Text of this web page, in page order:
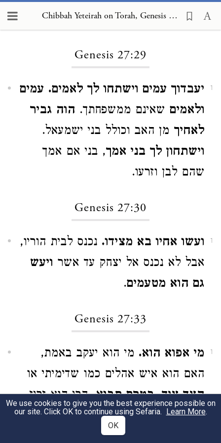
Chibbah Yeteirah on Torah, Genesis 27:29
Genesis 27:29
1 יעבדוך עמים וישתחו לך לאמים. עמים
ולאמים שאינם ממשפחתך. הוה גביר
לאחיך מן האב וכולל בני ישמעאל.
וישתחון לך בני אמך, בני אם אמך
שהם לבן וזרעו.
Genesis 27:30
1 ועשו אחיו בא מצידו. נכנס לבית הוריו,
אבל לא נכנס אל יצחק עד אשר ויעש
גם הוא מטעמים.
Genesis 27:33
1 מי אפוא הוא. מי הוא יעקב באמת,
האם הוא איש אהלים כמו שדימיתי או
הצד ציד.בטרם תבוא, הרי הוא זריז
ממך.
We use cookies to give you the best experience possible on
our site. Click OK to continue using Sefaria. Learn More.
OK